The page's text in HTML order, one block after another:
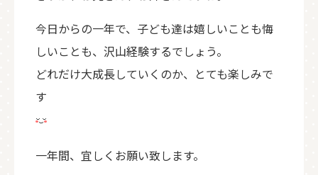
今日からの一年で、子ども達は嬉しいことも悔
しいことも、沢山経験するでしょう。
どれだけ大成長していくのか、とても楽しみで
す
一年間、宜しくお願い致します。